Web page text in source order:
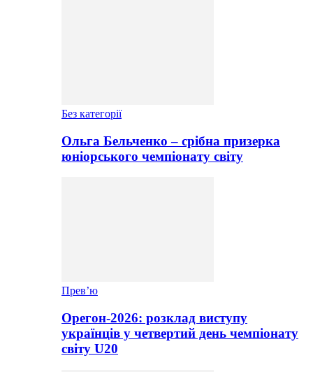
Без категорії
Ольга Бельченко – срібна призерка
юніорського чемпіонату світу
Прев’ю
Орегон-2026: розклад виступу
українців у четвертий день чемпіонату
світу U20